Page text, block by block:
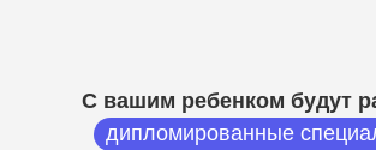
С вашим ребенком будут
дипломированные